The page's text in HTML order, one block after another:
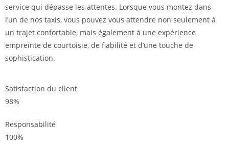
service qui dépasse les attentes. Lorsque vous montez dans
l’un de nos taxis, vous pouvez vous attendre non seulement à
un trajet confortable, mais également à une expérience
empreinte de courtoisie, de fiabilité et d’une touche de
sophistication.
Satisfaction du client
98%
Responsabilité
100%